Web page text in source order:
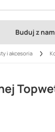
Buduj z
i akcesoria